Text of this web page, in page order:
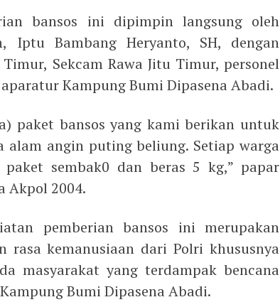
bansos ini dipimpin langsung oleh
Iptu Bambang Heryanto, SH, dengan
Sekcam Rawa Jitu Timur, personel
Kampung Bumi Dipasena Abadi.
paket bansos yang kami berikan untuk
alam angin puting beliung. Setiap warga
sembak0 dan beras 5 kg,” papar
Akpol 2004.
pemberian bansos ini merupakan
rasa kemanusiaan dari Polri khususnya
masyarakat yang terdampak bencana
Bumi Dipasena Abadi.